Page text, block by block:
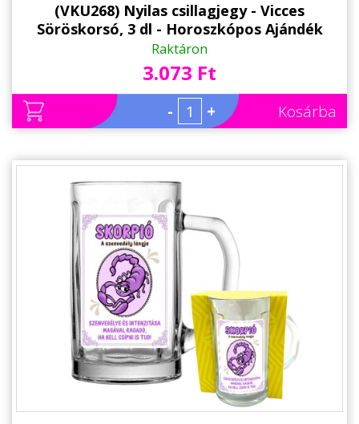
(VKU268) Nyilas csillagjegy - Vicces
Söröskorsó, 3 dl - Horoszkópos Ajándék
Szülinapra
Raktáron
3.073 Ft
- + Kosárba